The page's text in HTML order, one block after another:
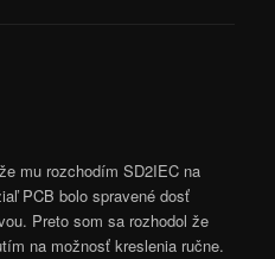
mu rozchodím SD2IEC na
PCB bolo spravené dosť
Preto som sa rozhodol že
na možnosť kreslenia ručne.